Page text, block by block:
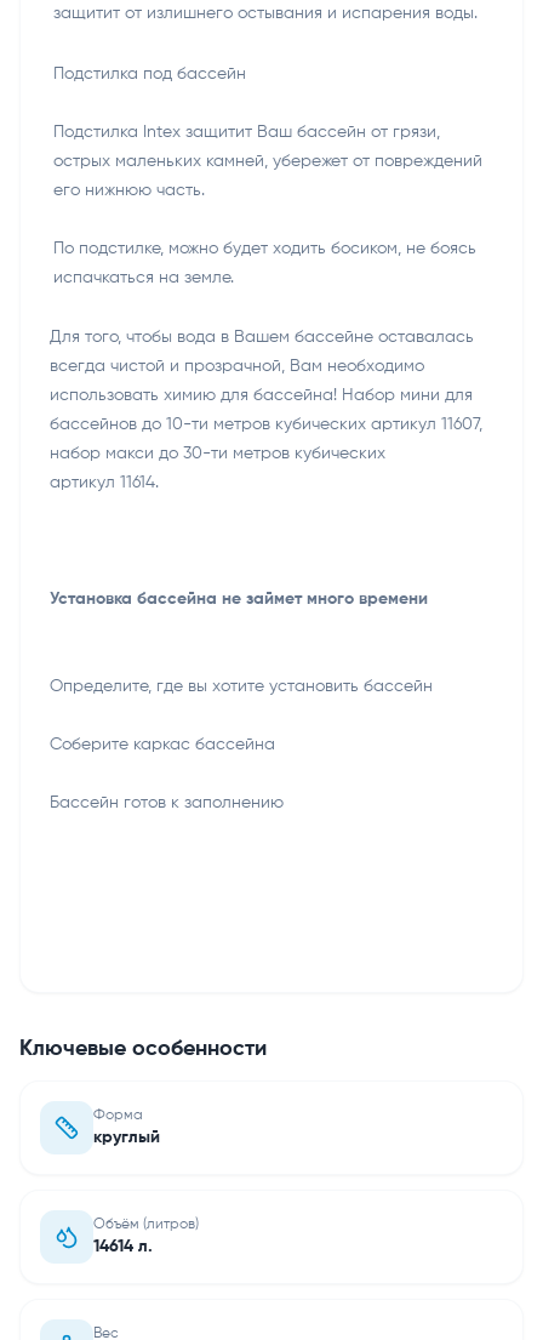
защитит от излишнего остывания и испарения воды.
Подстилка под бассейн
Подстилка Intex защитит Ваш бассейн от грязи,
острых маленьких камней, убережет от повреждений
его нижнюю часть.
По подстилке, можно будет ходить босиком, не боясь
испачкаться на земле.
Для того, чтобы вода в Вашем бассейне оставалась
всегда чистой и прозрачной, Вам необходимо
использовать химию для бассейна! Набор мини для
бассейнов до 10-ти метров кубических артикул 11607,
набор макси до 30-ти метров кубических
артикул 11614.
Установка бассейна не займет много времени
Определите, где вы хотите установить бассейн
Соберите каркас бассейна
Бассейн готов к заполнению
Ключевые особенности
Форма
круглый
Объём (литров)
14614 л.
Вес